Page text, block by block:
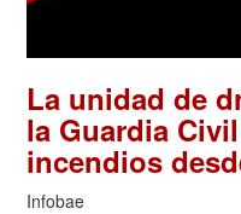
La unidad de
la Guardia
incendios
Infobae